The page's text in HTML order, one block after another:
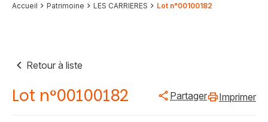
Accueil Patrimoine LES CARRIERES Lot n°00100182
Retour à liste
Lot n°00100182 Partager Imprimer